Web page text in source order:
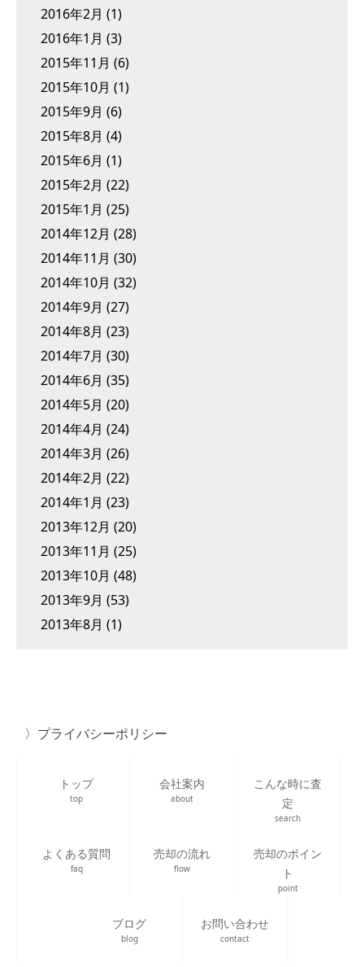
2016年2月 (1)
2016年1月 (3)
2015年11月 (6)
2015年10月 (1)
2015年9月 (6)
2015年8月 (4)
2015年6月 (1)
2015年2月 (22)
2015年1月 (25)
2014年12月 (28)
2014年11月 (30)
2014年10月 (32)
2014年9月 (27)
2014年8月 (23)
2014年7月 (30)
2014年6月 (35)
2014年5月 (20)
2014年4月 (24)
2014年3月 (26)
2014年2月 (22)
2014年1月 (23)
2013年12月 (20)
2013年11月 (25)
2013年10月 (48)
2013年9月 (53)
2013年8月 (1)
プライバシーポリシー
トップ
top
会社案内
about
こんな時に査
定
search
よくある質問
faq
売却の流れ
flow
売却のポイン
ト
point
ブログ
blog
お問い合わせ
contact